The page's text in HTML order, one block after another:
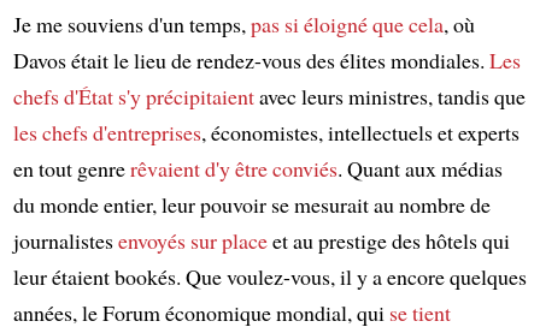
Je me souviens d'un temps,pas si éloigné que cela, où
Davos était le lieu de rendez-vous des élites mondiales. Les
chefs d'État s'y précipitaientavec leurs ministres, tandis que
les chefs d'entreprises, économistes, intellectuels et experts
en tout genrerêvaient d'y être conviés. Quant aux médias
du monde entier, leur pouvoir se mesurait au nombre de
journalistesenvoyés sur placeet au prestige des hôtels qui
leur étaient bookés. Que voulez-vous, il y a encore quelques
années, le Forum économique mondial, qui se tient